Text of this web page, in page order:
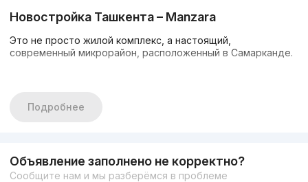
Новостройка Ташкента – Manzara
Это не просто жилой комплекс, а настоящий,
современный микрорайон, расположенный в Самарканде.
Квартиры с черновой отделкой позволят сделать ремонт,
минимаркет, спортивный клуб, кафе и рестораны, а также
детский сад.
Подробнее
Объявление заполнено не корректно?
Сообщите нам и мы разберёмся в проблеме